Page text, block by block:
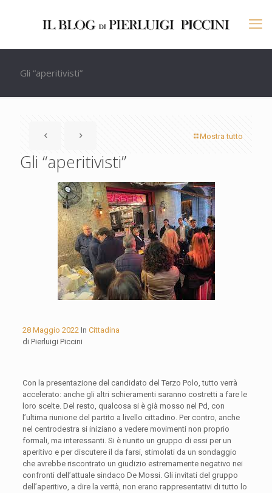
Gli “aperitivisti”
Mostra tutto
Gli “aperitivisti”
28 Maggio 2022In Cittadina
di Pierluigi Piccini
Con la presentazione del candidato del Terzo Polo, tutto verrà
accelerato: anche gli altri schieramenti saranno costretti a fare le
loro scelte. Del resto, qualcosa si è già mosso nel Pd, con
l’ultima riunione del partito a livello cittadino. Per contro, anche
nel centrodestra si iniziano a vedere movimenti non proprio
formali, ma interessanti. Si è riunito un gruppo di essi per un
aperitivo e per discutere il da farsi, stimolati da un sondaggio
che avrebbe riscontrato un giudizio estremamente negativo nei
confronti dell’attuale sindaco De Mossi. Gli invitati del gruppo
dell’aperitivo, a dire la verità, non erano rappresentativi di tutto lo